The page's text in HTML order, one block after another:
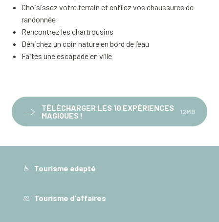
Choisissez votre terrain et enfilez vos chaussures de
randonnée
Rencontrez les chartrousins
Dénichez un coin nature en bord de l’eau
Faites une escapade en ville
TÉLÉCHARGER LES 10 EXPÉRIENCES
MAGIQUES !
12MB
Tourisme adapté
Tourisme d'affaires